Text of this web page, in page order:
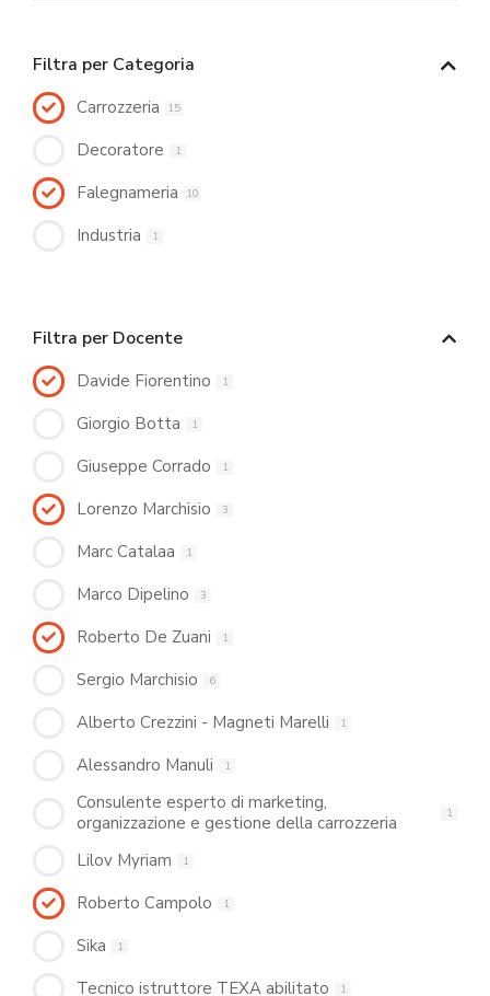
Filtra per Categoria
Carrozzeria 15
Decoratore 1
Falegnameria 10
Industria 1
Filtra per Docente
Davide Fiorentino 1
Giorgio Botta 1
Giuseppe Corrado 1
Lorenzo Marchisio 3
Marc Catalaa 1
Marco Dipelino 3
Roberto De Zuani 1
Sergio Marchisio 6
Alberto Crezzini - Magneti Marelli 1
Alessandro Manuli 1
Consulente esperto di marketing,
organizzazione e gestione della carrozzeria
1
Lilov Myriam 1
Roberto Campolo 1
Sika 1
Tecnico istruttore TEXA abilitato 1